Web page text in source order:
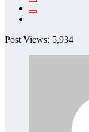
Post Views: 5,934